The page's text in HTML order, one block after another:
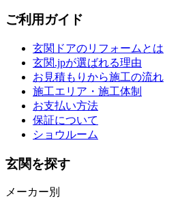
ご利用ガイド
玄関ドアのリフォームとは
玄関.jpが選ばれる理由
お見積もりから施工の流れ
施工エリア・施工体制
お支払い方法
保証について
ショウルーム
玄関を探す
メーカー別